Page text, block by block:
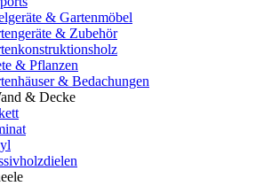
& Gartenmöbel
& Zubehör
& Pflanzen
& Bedachungen
& Decke